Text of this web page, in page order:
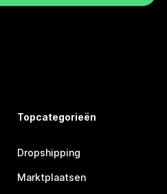
Topcategorieën
Dropshipping
Marktplaatsen